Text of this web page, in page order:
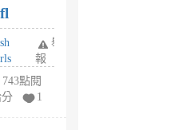
6
個
月
前
sh
rls
k
m
舉
報
743點閱
1